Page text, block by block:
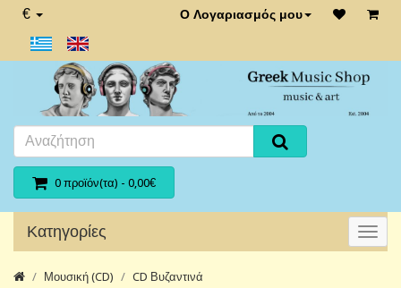
€ Ο Λογαριασμός μου
0 προϊόν(τα) - 0,00€
Κατηγορίες
Μουσική (CD)
CD Βυζαντινά